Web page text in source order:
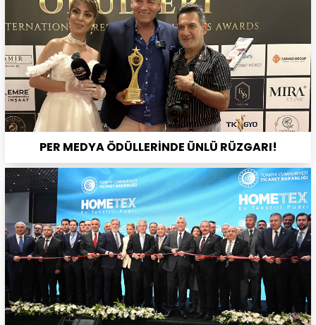
PER MEDYA ÖDÜLLERİNDE ÜNLÜ RÜZGARI!